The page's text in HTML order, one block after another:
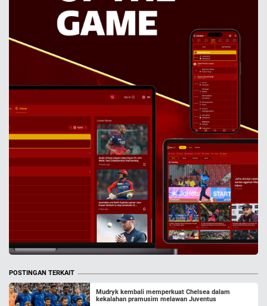
POSTINGAN TERKAIT
Mudryk kembali memperkuat Chelsea dalam
kekalahan pramusim melawan Juventus